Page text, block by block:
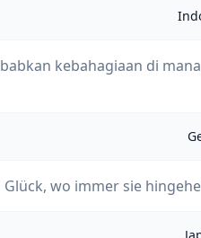
kebahagiaan di
wo immer sie